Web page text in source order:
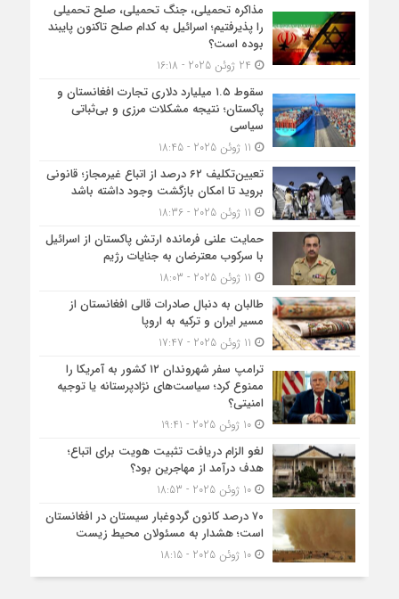
مذاکره تحمیلی، جنگ تحمیلی، صلح تحمیلی
را پذیرفتیم؛ اسرائیل به کدام صلح تاکنون پایبند
بوده است؟
سقوط ۱.۵ میلیارد دلاری تجارت افغانستان و
پاکستان؛ نتیجه مشکلات مرزی و بی‌ثباتی
سیاسی
تعیین‌تکلیف ۶۲ درصد از اتباع غیرمجاز؛ قانونی
بروید تا امکان بازگشت وجود داشته باشد
حمایت علنی فرمانده ارتش پاکستان از اسرائیل
با سرکوب معترضان به جنایات رژیم
طالبان به دنبال صادرات قالی افغانستان از
مسیر ایران و ترکیه به اروپا
ترامپ سفر شهروندان ۱۲ کشور به آمریکا را
ممنوع کرد؛ سیاست‌های نژادپرستانه یا توجیه
امنیتی؟
10 ژوئن 2025 - 19:41
لغو الزام دریافت تثبیت هویت برای اتباع؛
هدف درآمد از مهاجرین بود؟
10 ژوئن 2025 - 18:53
۷۰ درصد کانون گردوغبار سیستان در افغانستان
است؛ هشدار به مسئولان محیط زیست
10 ژوئن 2025 - 18:15